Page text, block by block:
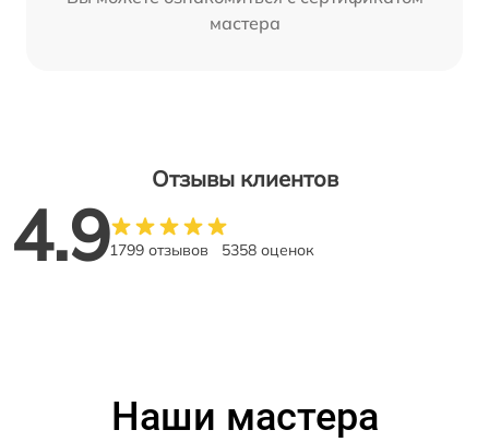
мастера
Отзывы клиентов
4.91799 отзывов 5358 оценок
Наши мастера